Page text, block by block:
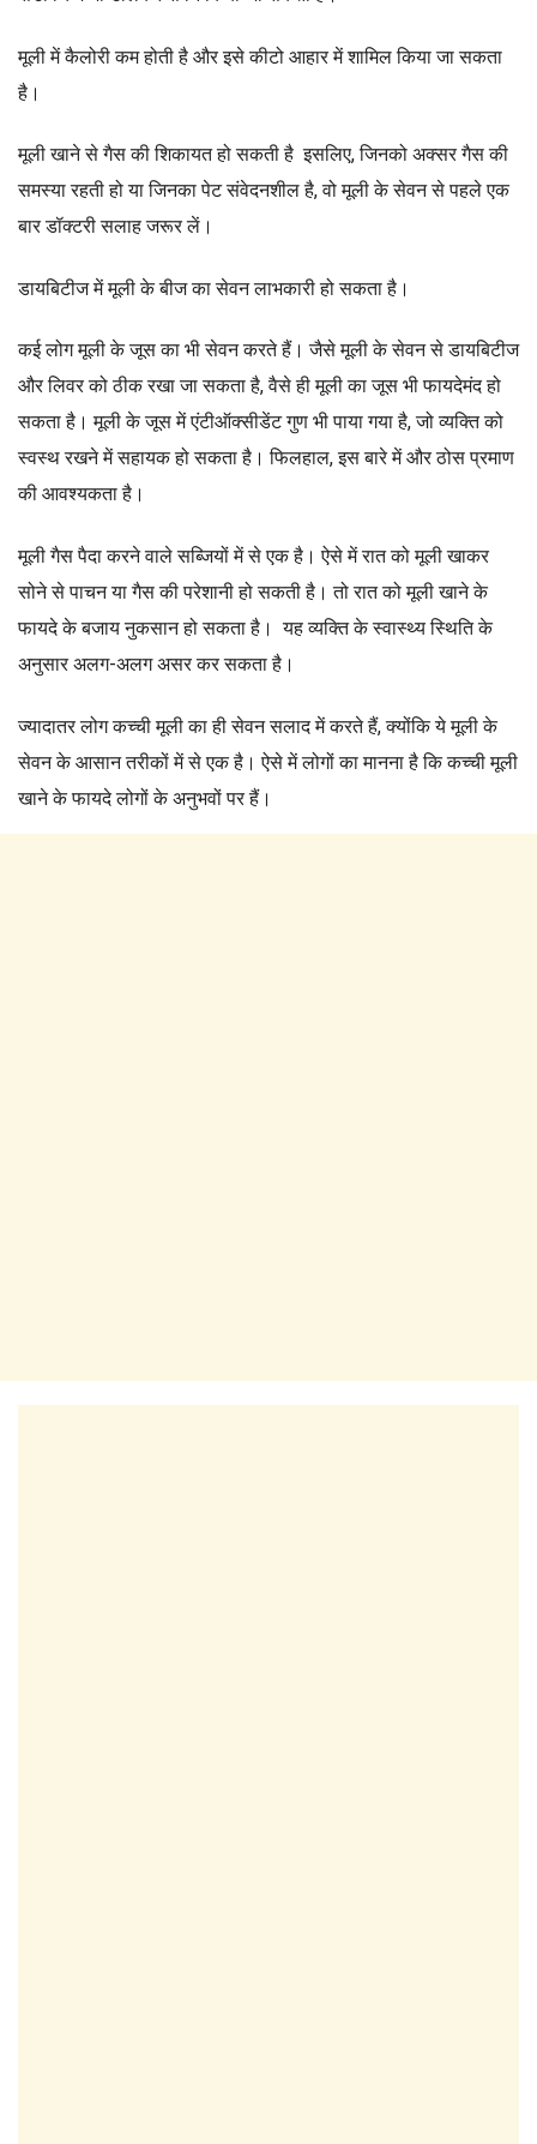
मूली में कैलोरी कम होती है और इसे कीटो आहार में शामिल किया जा सकता
है।
मूली खाने से गैस की शिकायत हो सकती है इसलिए, जिनको अक्सर गैस की
समस्या रहती हो या जिनका पेट संवेदनशील है, वो मूली के सेवन से पहले एक
बार डॉक्टरी सलाह जरूर लें।
डायबिटीज में मूली के बीज का सेवन लाभकारी हो सकता है।
कई लोग मूली के जूस का भी सेवन करते हैं। जैसे मूली के सेवन से डायबिटीज
और लिवर को ठीक रखा जा सकता है, वैसे ही मूली का जूस भी फायदेमंद हो
सकता है। मूली के जूस में एंटीऑक्सीडेंट गुण भी पाया गया है, जो व्यक्ति को
स्वस्थ रखने में सहायक हो सकता है। फिलहाल, इस बारे में और ठोस प्रमाण
की आवश्यकता है।
मूली गैस पैदा करने वाले सब्जियों में से एक है। ऐसे में रात को मूली खाकर
सोने से पाचन या गैस की परेशानी हो सकती है। तो रात को मूली खाने के
फायदे के बजाय नुकसान हो सकता है। यह व्यक्ति के स्वास्थ्य स्थिति के
अनुसार अलग-अलग असर कर सकता है।
ज्यादातर लोग कच्ची मूली का ही सेवन सलाद में करते हैं, क्योंकि ये मूली के
सेवन के आसान तरीकों में से एक है। ऐसे में लोगों का मानना है कि कच्ची मूली
खाने के फायदे लोगों के अनुभवों पर हैं।